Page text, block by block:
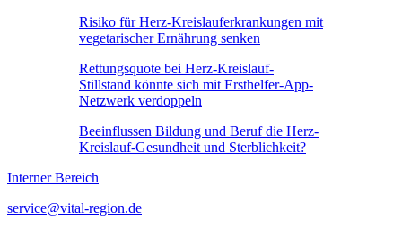
Risiko für Herz-Kreislauferkrankungen mit
vegetarischer Ernährung senken
Rettungsquote bei Herz-Kreislauf-
Stillstand könnte sich mit Ersthelfer-App-
Netzwerk verdoppeln
Beeinflussen Bildung und Beruf die Herz-
Kreislauf-Gesundheit und Sterblichkeit?
Interner Bereich
service@vital-region.de